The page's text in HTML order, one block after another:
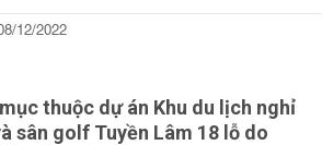
12/2022
thuộc dự án Khu du lịch nghỉ
sân golf Tuyền Lâm 18 lỗ do